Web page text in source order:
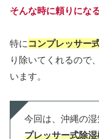
そんな時に頼りにな
特に コンプレッサー
り除いてくれるので
います。
今回は、沖縄の
プレッサー式除湿